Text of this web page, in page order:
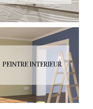
PEINTRE INTERIEUR